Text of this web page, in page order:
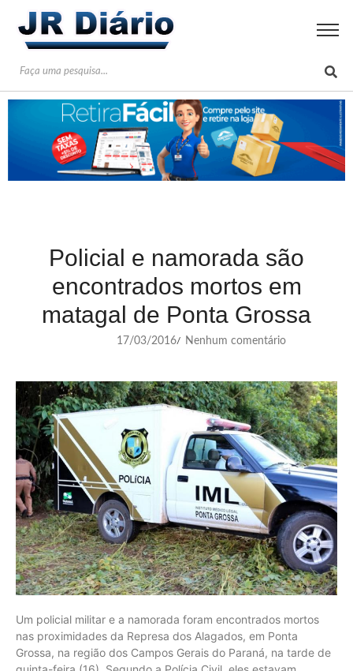
Policial e namorada são
encontrados mortos em
matagal de Ponta Grossa
17/03/2016/ Nenhum comentário
Um policial militar e a namorada foram encontrados mortos
nas proximidades da Represa dos Alagados, em Ponta
Grossa, na região dos Campos Gerais do Paraná, na tarde de